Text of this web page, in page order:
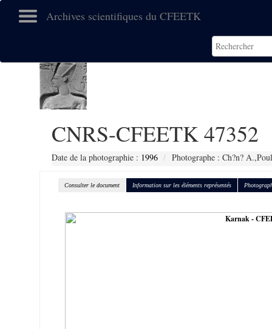
Archives scientifiques du CFEETK
CNRS-CFEETK 47352
Date de la photographie : 1996 Photographe : Ch?n?
Consulter le document Information sur les éléments représentés